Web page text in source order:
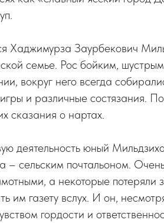
Хаджимурза Заурбекович
семье. Рос бойким,
вокруг него всегда
и различные состязания.
сказания о нартах.
деятельность юный
– сельским почтальоном.
а некоторые потеряли
им газету вслух. И он,
гордости и